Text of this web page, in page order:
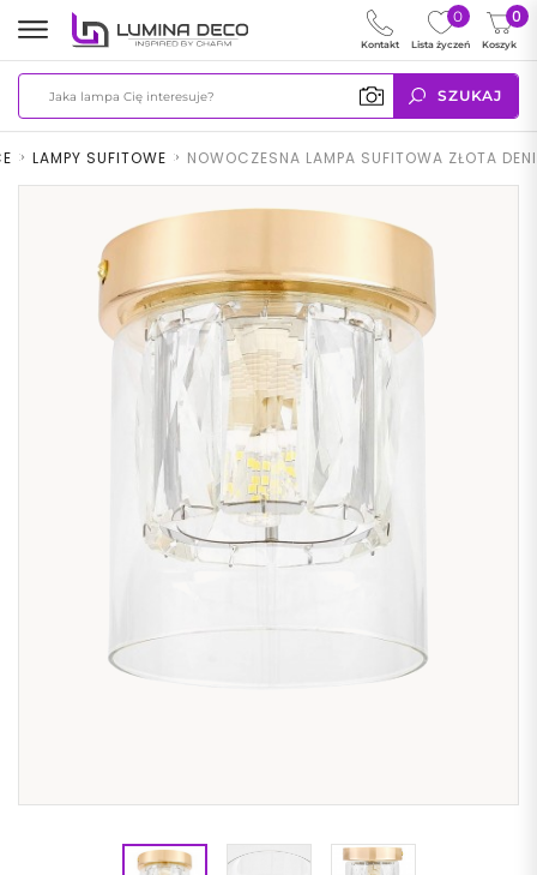
SZUKAJ
0
Koszyk
0
Lista życzeń
Kontakt
> LAMPY SUFITOWE > NOWOCZESNA LAMPA SUFITOWA ZŁOTA DENI